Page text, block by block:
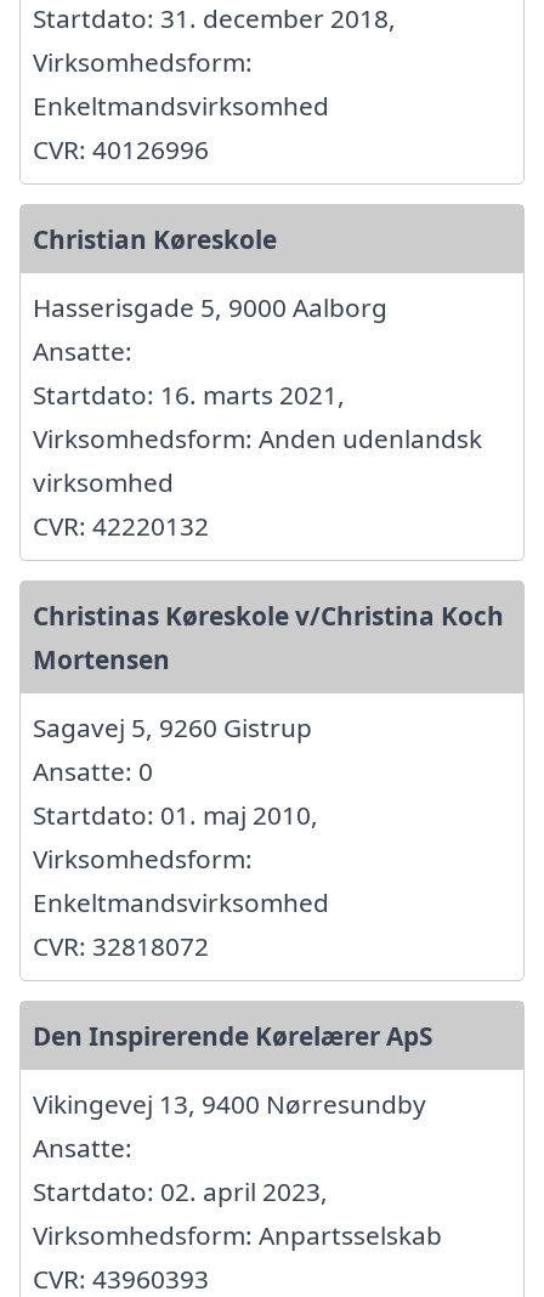
Startdato: 31. december 2018,
Virksomhedsform:
Enkeltmandsvirksomhed
CVR: 40126996
Christian Køreskole
Hasserisgade 5, 9000 Aalborg
Ansatte:
Startdato: 16. marts 2021,
Virksomhedsform: Anden udenlandsk
virksomhed
CVR: 42220132
Christinas Køreskole v/Christina Koch
Mortensen
Sagavej 5, 9260 Gistrup
Ansatte: 0
Startdato: 01. maj 2010,
Virksomhedsform:
Enkeltmandsvirksomhed
CVR: 32818072
Den Inspirerende Kørelærer ApS
Vikingevej 13, 9400 Nørresundby
Ansatte:
Startdato: 02. april 2023,
Virksomhedsform: Anpartsselskab
CVR: 43960393